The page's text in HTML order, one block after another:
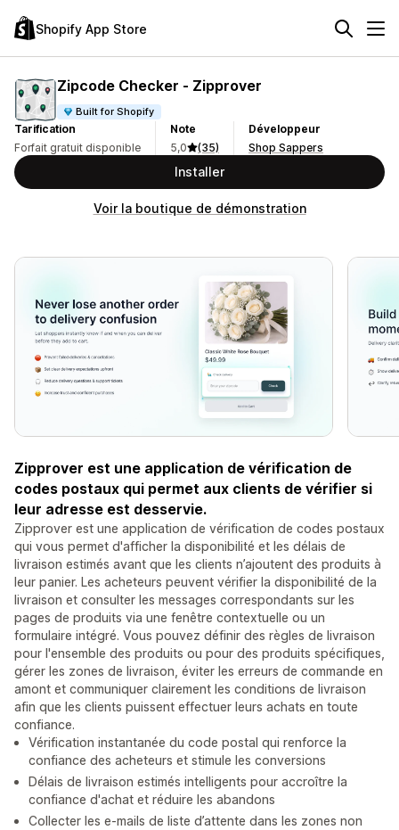
Shopify App Store
Zipcode Checker ‑ Zipprover
Built for Shopify
Tarification
Forfait gratuit disponible
Note
5,0
(35)
Développeur
Shop Sappers
Installer
Voir la boutique de démonstration
Zipprover est une application de vérification de
codes postaux qui permet aux clients de vérifier si
leur adresse est desservie.
Zipprover est une application de vérification de codes postaux
qui vous permet d'afficher la disponibilité et les délais de
livraison estimés avant que les clients n’ajoutent des produits à
leur panier. Les acheteurs peuvent vérifier la disponibilité de la
livraison et consulter les messages correspondants sur les
pages de produits via une fenêtre contextuelle ou un
formulaire intégré. Vous pouvez définir des règles de livraison
pour l'ensemble des produits ou pour des produits spécifiques,
gérer les zones de livraison, éviter les erreurs de commande en
amont et communiquer clairement les conditions de livraison
afin que les clients puissent effectuer leurs achats en toute
confiance.
Vérification instantanée du code postal qui renforce la
confiance des acheteurs et stimule les conversions
Délais de livraison estimés intelligents pour accroître la
confiance d'achat et réduire les abandons
Collecter les e-mails de liste d’attente dans les zones non